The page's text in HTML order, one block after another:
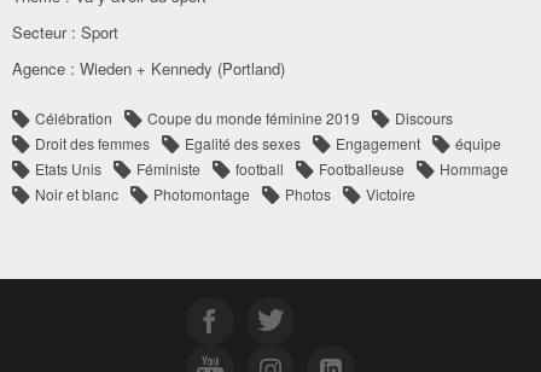
Secteur : Sport
Agence : Wieden + Kennedy (Portland)
Célébration Coupe du monde féminine 2019
Discours
Droit des femmes
Egalité des sexes Engagement
équipe
Etats Unis
Féministe football Footballeuse
Hommage
Noir et blanc
Photomontage Photos Victoire